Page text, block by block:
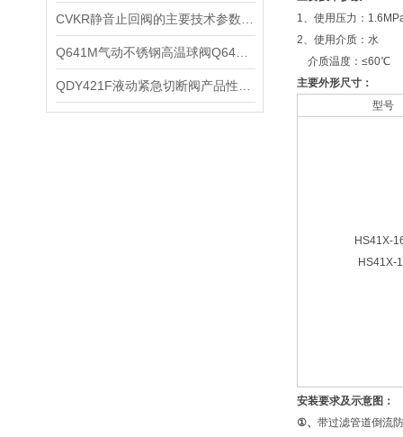
1、使用压力：
2、使用介质：水
介质温度：≤60℃
主要外形尺寸：
型号
HS41X-
HS41X-
安装要求及示意图：
①、 带过滤管道倒流